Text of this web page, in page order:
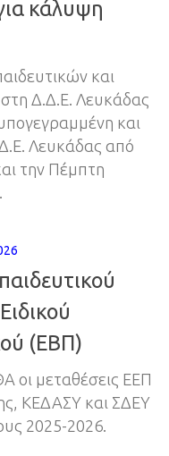
κάλυψη
και
Δ.Δ.Ε. Λευκάδας
και
Λευκάδας από
την Πέμπτη
(ΕΒΠ)
οι μεταθέσεις ΕΕΠ
ΚΕΔΑΣΥ και ΣΔΕΥ
2025-2026.